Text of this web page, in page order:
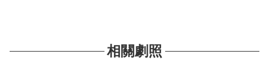
相關劇照